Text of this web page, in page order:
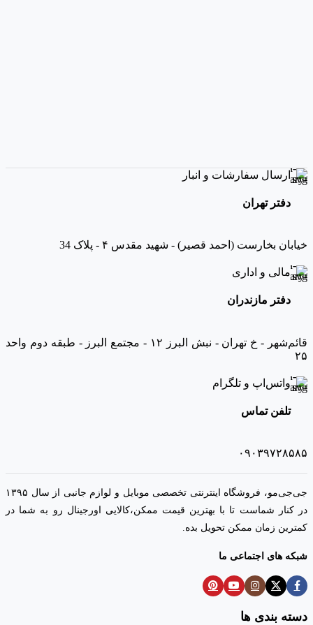
ارسال سفارشات و انبار
دفتر تهران
خیابان بخارست (احمد قصیر) - شهید مقدس ۴ - پلاک 34
مالی و اداری
دفتر مازندران
قائم‌شهر - خ تهران - نبش البرز ۱۲ - مجتمع البرز - طبقه دوم واحد
۲۵
واتس‌اپ و تلگرام
تلفن تماس
۰۹۰۳۹۷۲۸۵۸۵
جی‌جی‌مو، فروشگاه اینترنتی تخصصی موبایل و لوازم جانبی از سال ۱۳۹۵
در کنار شماست تا با بهترین قیمت ممکن،‌کالایی اورجینال رو به شما در
کمترین زمان ممکن تحویل بده.
شبکه های اجتماعی ما
دسته بندی ها